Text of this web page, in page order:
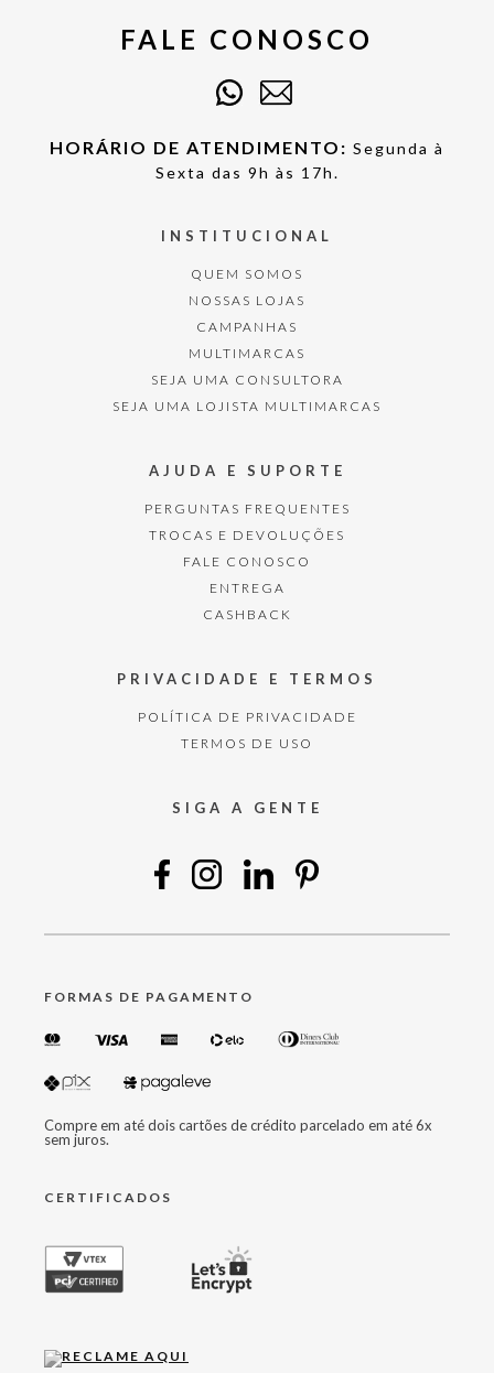
FALE CONOSCO
HORÁRIO DE ATENDIMENTO: Segunda à
Sexta das 9h às 17h.
INSTITUCIONAL
QUEM SOMOS
NOSSAS LOJAS
CAMPANHAS
MULTIMARCAS
SEJA UMA CONSULTORA
SEJA UMA LOJISTA MULTIMARCAS
AJUDA E SUPORTE
PERGUNTAS FREQUENTES
TROCAS E DEVOLUÇÕES
FALE CONOSCO
ENTREGA
CASHBACK
PRIVACIDADE E TERMOS
POLÍTICA DE PRIVACIDADE
TERMOS DE USO
SIGA A GENTE
FORMAS DE PAGAMENTO
Compre em até dois cartões de crédito parcelado em até 6x
sem juros.
CERTIFICADOS